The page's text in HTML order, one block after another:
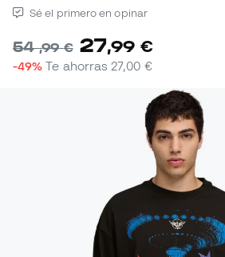
Sé el primero en opinar
54,99 € 27,99 €
-49% Te ahorras 27,00 €